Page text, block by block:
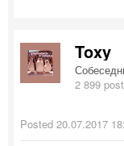
Toxy
2 899
Posted 20.07.2017